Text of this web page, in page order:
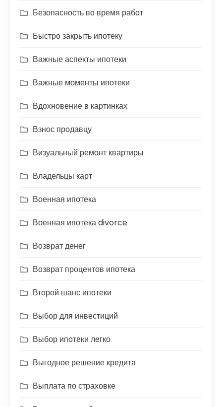
Безопасность во время работ
Быстро закрыть ипотеку
Важные аспекты ипотеки
Важные моменты ипотеки
Вдохновение в картинках
Взнос продавцу
Визуальный ремонт квартиры
Владельцы карт
Военная ипотека
Военная ипотека divorce
Возврат денег
Возврат процентов ипотека
Второй шанс ипотеки
Выбор для инвестиций
Выбор ипотеки легко
Выгодное решение кредита
Выплата по страховке